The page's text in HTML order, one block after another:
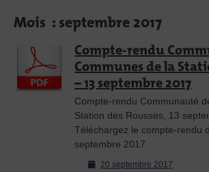
Mois :septembre 2017
Compte-rendu
Communes de la
– 13 septembre 2017
Compte-rendu Communauté
Station des Rousses, 13
Téléchargez le compte-rendu
septembre 2017
Posted20 septembre 2017